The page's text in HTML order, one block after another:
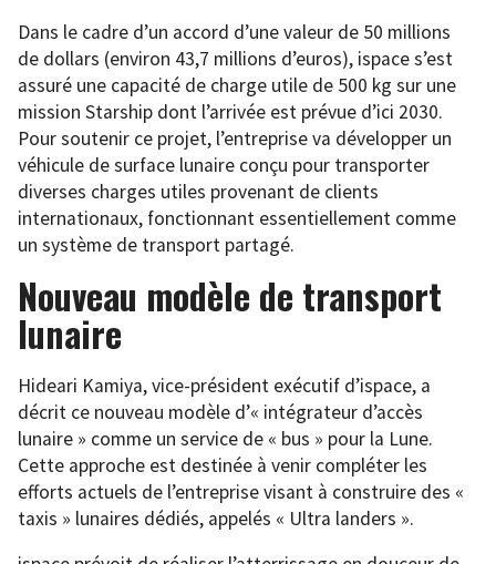
Dans le cadre d’un accord d’une valeur de 50 millions
de dollars (environ 43,7 millions d’euros), ispace s’est
assuré une capacité de charge utile de 500 kg sur une
mission Starship dont l’arrivée est prévue d’ici 2030.
Pour soutenir ce projet, l’entreprise va développer un
véhicule de surface lunaire conçu pour transporter
diverses charges utiles provenant de clients
internationaux, fonctionnant essentiellement comme
un système de transport partagé.
Nouveau modèle de transport
lunaire
Hideari Kamiya, vice-président exécutif d’ispace, a
décrit ce nouveau modèle d’« intégrateur d’accès
lunaire » comme un service de « bus » pour la Lune.
Cette approche est destinée à venir compléter les
efforts actuels de l’entreprise visant à construire des «
taxis » lunaires dédiés, appelés « Ultra landers ».